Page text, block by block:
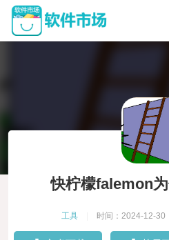
快柠檬falemon
工具 时间：2024-12-30